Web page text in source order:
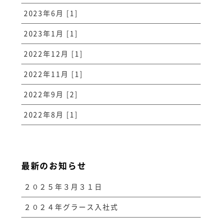
2023年6月 [1]
2023年1月 [1]
2022年12月 [1]
2022年11月 [1]
2022年9月 [2]
2022年8月 [1]
最新のお知らせ
２０２５年３月３１日
２０２４年グラース入社式